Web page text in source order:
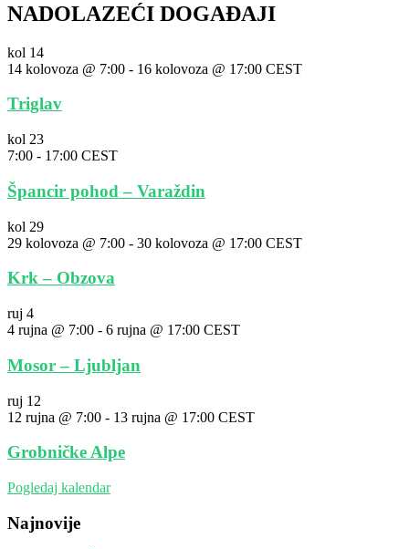
NADOLAZEĆI DOGAĐAJI
kol 14
14 kolovoza @ 7:00 - 16 kolovoza @ 17:00 CEST
Triglav
kol 23
7:00 - 17:00 CEST
Špancir pohod – Varaždin
kol 29
29 kolovoza @ 7:00 - 30 kolovoza @ 17:00 CEST
Krk – Obzova
ruj 4
4 rujna @ 7:00 - 6 rujna @ 17:00 CEST
Mosor – Ljubljan
ruj 12
12 rujna @ 7:00 - 13 rujna @ 17:00 CEST
Grobničke Alpe
Pogledaj kalendar
Najnovije